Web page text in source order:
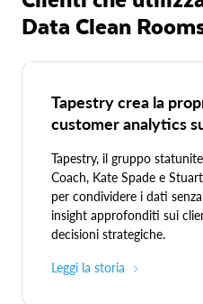
Data Clean
Tapestry crea la
customer analytics
Tapestry, il gruppo
Coach, Kate Spade e
per condividere i dati
insight approfonditi sui
decisioni strategiche.
Leggi la storia